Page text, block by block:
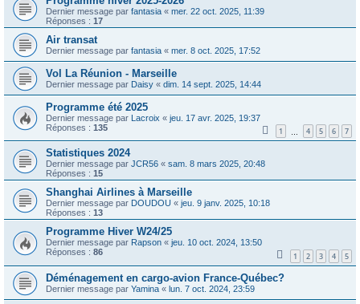
Dernier message par fantasia « mer. 22 oct. 2025, 11:39
Réponses : 17
Air transat
Dernier message par fantasia « mer. 8 oct. 2025, 17:52
Vol La Réunion - Marseille
Dernier message par Daisy « dim. 14 sept. 2025, 14:44
Programme été 2025
Dernier message par Lacroix « jeu. 17 avr. 2025, 19:37
Réponses : 135 1 4 5 6 7
Statistiques 2024
Dernier message par JCR56 « sam. 8 mars 2025, 20:48
Réponses : 15
Shanghai Airlines à Marseille
Dernier message par DOUDOU « jeu. 9 janv. 2025, 10:18
Réponses : 13
Programme Hiver W24/25
Dernier message par Rapson « jeu. 10 oct. 2024, 13:50
Réponses : 86 1 2 3 4 5
Déménagement en cargo-avion France-Québec?
Dernier message par Yamina « lun. 7 oct. 2024, 23:59